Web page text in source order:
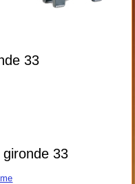
33
33